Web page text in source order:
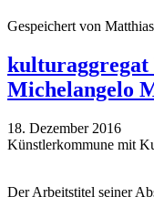
Gespeichert von
Michelangelo
18. Dezember 2016
Künstlerkommune mit
Der Arbeitstitel seiner